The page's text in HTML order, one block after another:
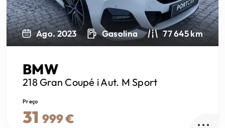
Ago. 2023 Gasolina 77 645 km
BMW
218 Gran Coupé i Aut. M Sport
Preço
31 999 €